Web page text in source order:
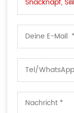
Snacknapf,